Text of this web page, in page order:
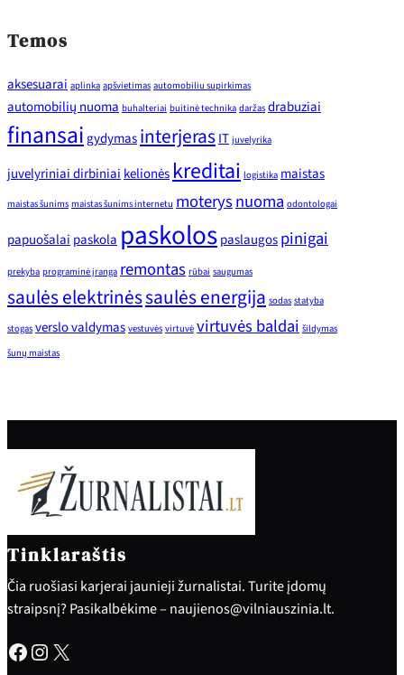
Temos
aksesuarai aplinka apšvietimas automobiliu supirkimas
automobilių nuoma buhalteriai buitinė technika daržas drabuziai
finansai gydymasinterjerasIT juvelyrika
juvelyriniai dirbiniai kelionės kreditai logistika maistas
maistas šunims maistas šunims internetu moterysnuoma odontologai
papuošalai paskola paskolospaslaugospinigai
prekyba programinė įranga remontas rūbai saugumas
saulės elektrinėssaulės energija sodas statyba
stogas verslo valdymas vestuvės virtuvė virtuvės baldai šildymas
šunų maistas
Tinklaraštis
Čia ruošiasi karjerai jaunieji žurnalistai. Turite įdomų
straipsnį? Pasikalbėkime – naujienos@vilniauszinia.lt.
Facebook Instagram X